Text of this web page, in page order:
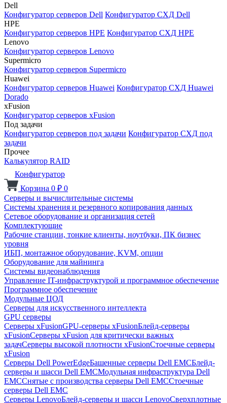
Dell
Конфигуратор серверов Dell Конфигуратор СХД Dell
HPE
Конфигуратор серверов HPE Конфигуратор СХД HPE
Lenovo
Конфигуратор серверов Lenovo
Supermicro
Конфигуратор серверов Supermicro
Huawei
Конфигуратор серверов Huawei Конфигуратор СХД Huawei
Dorado
xFusion
Конфигуратор серверов xFusion
Под задачи
Конфигуратор серверов под задачи Конфигуратор СХД под
задачи
Прочее
Калькулятор RAID
Конфигуратор
Корзина 0 ₽ 0
Серверы и вычислительные системы
Системы хранения и резервного копирования данных
Сетевое оборудование и организация сетей
Комплектующие
Рабочие станции, тонкие клиенты, ноутбуки, ПК бизнес
уровня
ИБП, монтажное оборудование, KVM, опции
Оборудование для майнинга
Системы видеонаблюдения
Управление IT-инфраструктурой и программное обеспечение
Программное обеспечение
Модульные ЦОД
Серверы для искусственного интеллекта
GPU серверы
Серверы xFusionGPU-серверы xFusionБлейд-серверы
xFusionСерверы xFusion для критически важных
задачСерверы высокой плотности xFusionСтоечные серверы
xFusion
Серверы Dell PowerEdgeБашенные серверы Dell EMCБлейд-
серверы и шасси Dell EMCМодульная инфраструктура Dell
EMCСнятые с производства серверы Dell EMCСтоечные
серверы Dell EMC
Серверы LenovoБлейд-серверы и шасси LenovoСверхплотные